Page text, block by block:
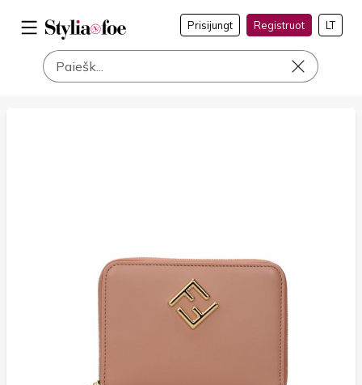
Prisijungt Registruot LT